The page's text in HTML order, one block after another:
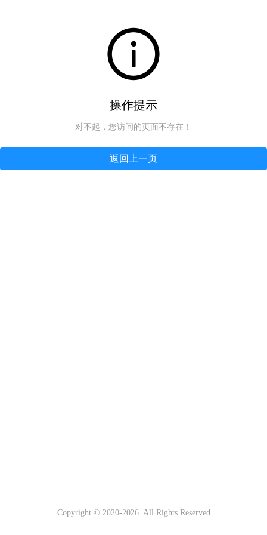
操作提示
对不起，您访问的页面不存在！
返回上一页
Copyright © 2020-2026. All Rights Reserved